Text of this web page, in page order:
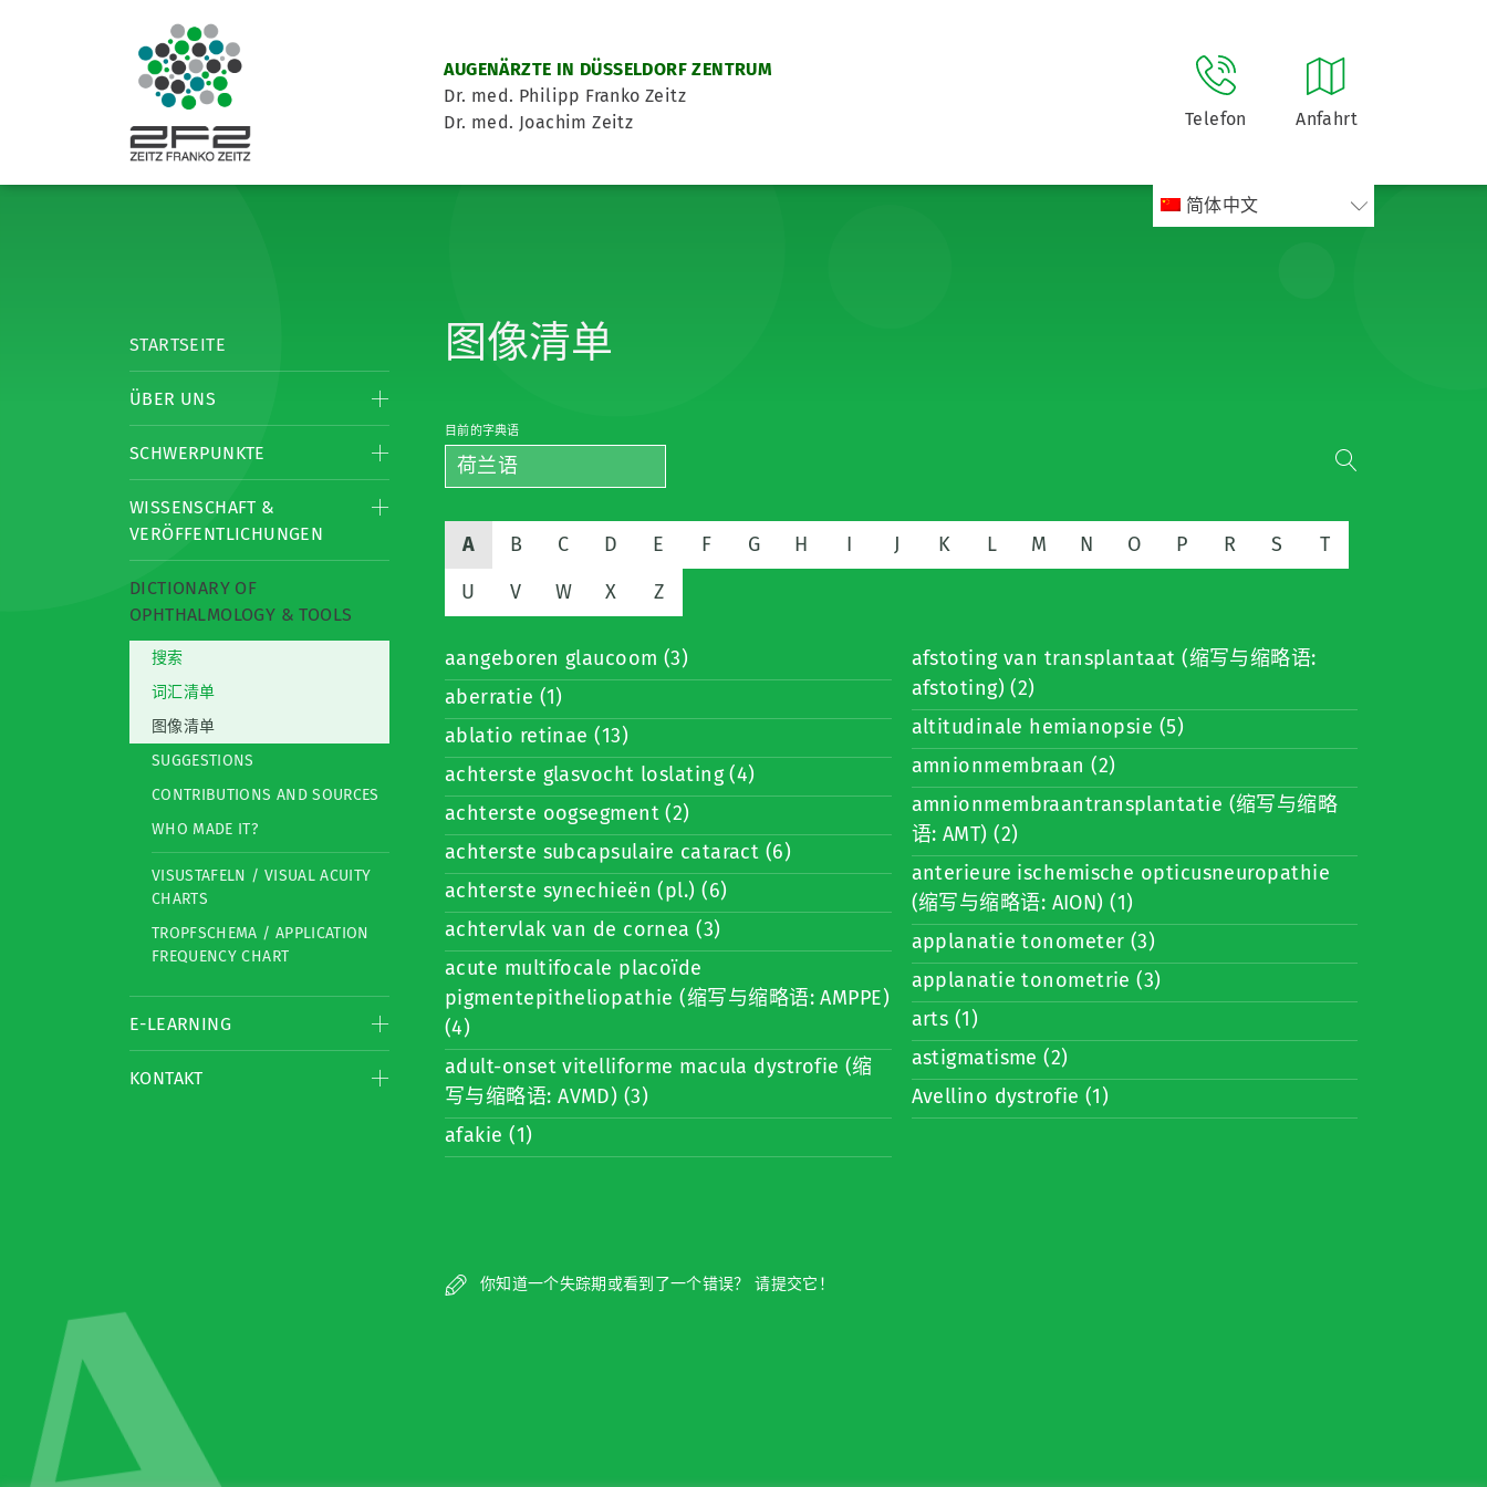
AUGENÄRZTE IN DÜSSELDORF ZENTRUM
Dr. med. Philipp Franko Zeitz
Dr. med. Joachim Zeitz
Telefon Anfahrt
简体中文
STARTSEITE
ÜBER UNS
SCHWERPUNKTE
WISSENSCHAFT &
VERÖFFENTLICHUNGEN
DICTIONARY OF
OPHTHALMOLOGY & TOOLS
搜索
词汇清单
图像清单
SUGGESTIONS
CONTRIBUTIONS AND SOURCES
WHO MADE IT?
VISUSTAFELN / VISUAL ACUITY
CHARTS
TROPFSCHEMA / APPLICATION
FREQUENCY CHART
E-LEARNING
KONTAKT
图像清单
目前的字典语
荷兰语
A B C D E F G H I J K L M N O P R S
T
U
V W X Z
aangeboren glaucoom (3)
aberratie (1)
ablatio retinae (13)
achterste glasvocht loslating (4)
achterste oogsegment (2)
achterste subcapsulaire cataract (6)
achterste synechieën (pl.) (6)
achtervlak van de cornea (3)
acute multifocale placoïde
pigmentepitheliopathie (缩写与缩略语: AMPPE)
(4)
adult-onset vitelliforme macula dystrofie (缩
写与缩略语: AVMD) (3)
afakie (1)
afstoting van transplantaat (缩写与缩略语:
afstoting) (2)
altitudinale hemianopsie (5)
amnionmembraan (2)
amnionmembraantransplantatie (缩写与缩略
语: AMT) (2)
anterieure ischemische opticusneuropathie
(缩写与缩略语: AION) (1)
applanatie tonometer (3)
applanatie tonometrie (3)
arts (1)
astigmatisme (2)
Avellino dystrofie (1)
你知道一个失踪期或看到了一个错误？ 请提交它！